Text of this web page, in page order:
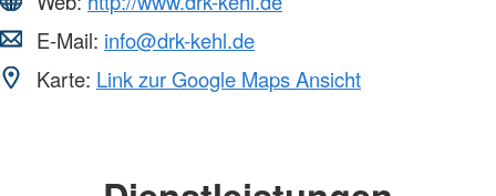
E-Mail: info@drk-kehl.de
Karte: Link zur Google Maps Ansicht